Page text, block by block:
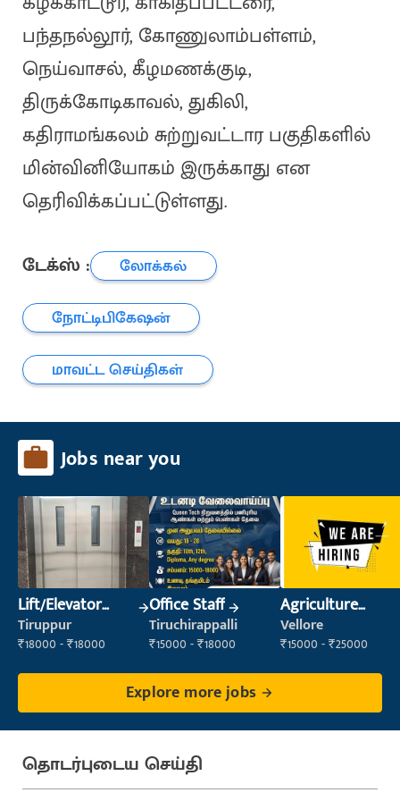
பந்தநல்லூர், கோணுலாம்பள்ளம்,
நெய்வாசல், கீழமணக்குடி,
திருக்கோடிகாவல், துகிலி,
கதிராமங்கலம் சுற்றுவட்டார பகுதிகளில்
மின்வினியோகம் இருக்காது என
தெரிவிக்கப்பட்டுள்ளது.
டேக்ஸ் :
லோக்கல்
நோட்டிபிகேஷன்
மாவட்ட செய்திகள்
Jobs near you
Lift/Elevator
Technician
Tiruppur
₹18000 - ₹18000
Office Staff
Tiruchirappalli
₹15000 - ₹18000
Agriculture
Labour
Vellore
₹15000 - ₹25000
Explore more jobs
தொடர்புடைய செய்தி